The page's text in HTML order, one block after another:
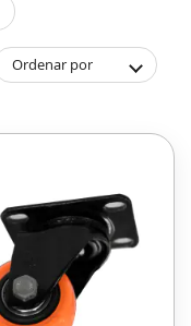
Ordenar por